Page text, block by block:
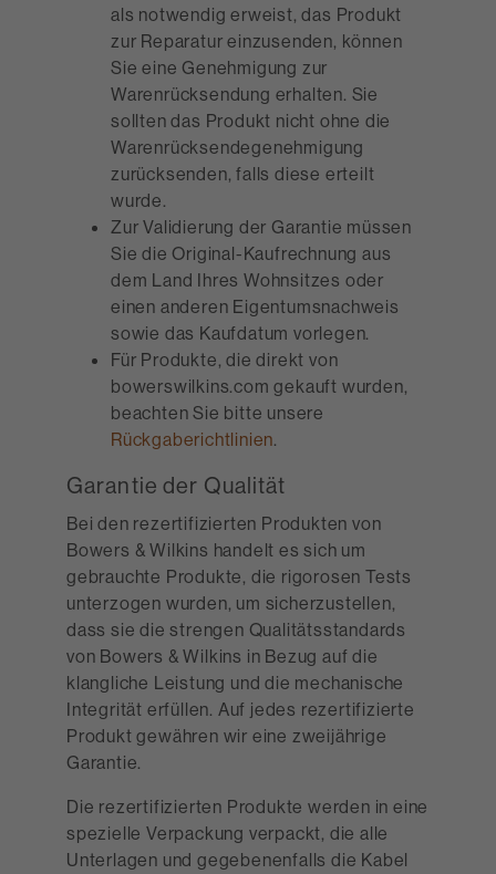
als notwendig erweist, das Produkt
zur Reparatur einzusenden, können
Sie eine Genehmigung zur
Warenrücksendung erhalten. Sie
sollten das Produkt nicht ohne die
Warenrücksendegenehmigung
zurücksenden, falls diese erteilt
wurde.
Zur Validierung der Garantie müssen
Sie die Original-Kaufrechnung aus
dem Land Ihres Wohnsitzes oder
einen anderen Eigentumsnachweis
sowie das Kaufdatum vorlegen.
Für Produkte, die direkt von
bowerswilkins.com gekauft wurden,
beachten Sie bitte unsere
Rückgaberichtlinien.
Garantie der Qualität
Bei den rezertifizierten Produkten von
Bowers & Wilkins handelt es sich um
gebrauchte Produkte, die rigorosen Tests
unterzogen wurden, um sicherzustellen,
dass sie die strengen Qualitätsstandards
von Bowers & Wilkins in Bezug auf die
klangliche Leistung und die mechanische
Integrität erfüllen. Auf jedes rezertifizierte
Produkt gewähren wir eine zweijährige
Garantie.
Die rezertifizierten Produkte werden in eine
spezielle Verpackung verpackt, die alle
Unterlagen und gegebenenfalls die Kabel